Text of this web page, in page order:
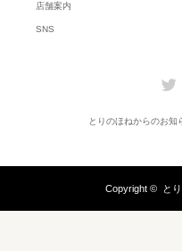
店舗案内
SNS
とりのほねからのお知
Copyright © と